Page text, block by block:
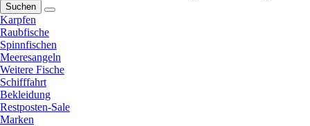
Suchen
Karpfen
Raubfische
Spinnfischen
Meeresangeln
Weitere Fische
Schifffahrt
Bekleidung
Restposten-Sale
Marken